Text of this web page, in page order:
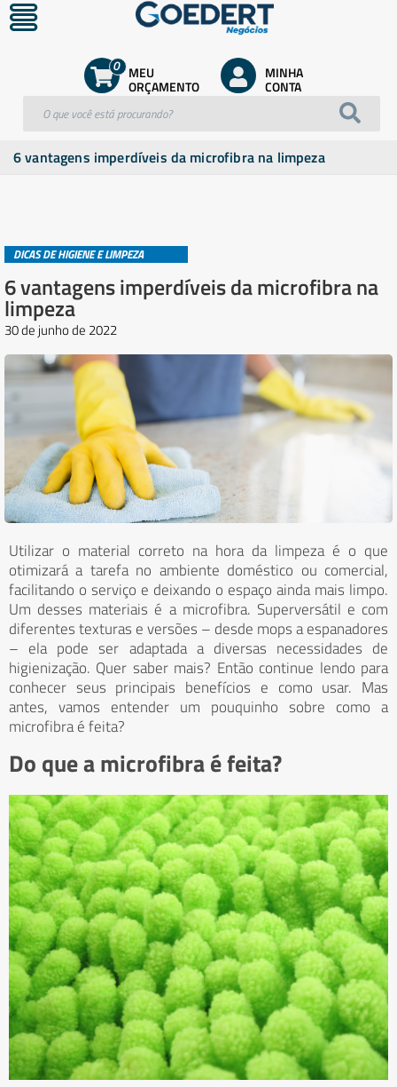
MEU
ORÇAMENTO
0 MINHA
CONTA
6 vantagens imperdíveis da microfibra na limpeza
DICAS DE HIGIENE E LIMPEZA
6 vantagens imperdíveis da microfibra na
limpeza
30 de junho de 2022
Utilizar o material correto na hora da limpeza é o que
otimizará a tarefa no ambiente doméstico ou comercial,
facilitando o serviço e deixando o espaço ainda mais limpo.
Um desses materiais é a microfibra. Superversátil e com
diferentes texturas e versões – desde mops a espanadores
– ela pode ser adaptada a diversas necessidades de
higienização. Quer saber mais? Então continue lendo para
conhecer seus principais benefícios e como usar. Mas
antes, vamos entender um pouquinho sobre como a
microfibra é feita?
Do que a microfibra é feita?